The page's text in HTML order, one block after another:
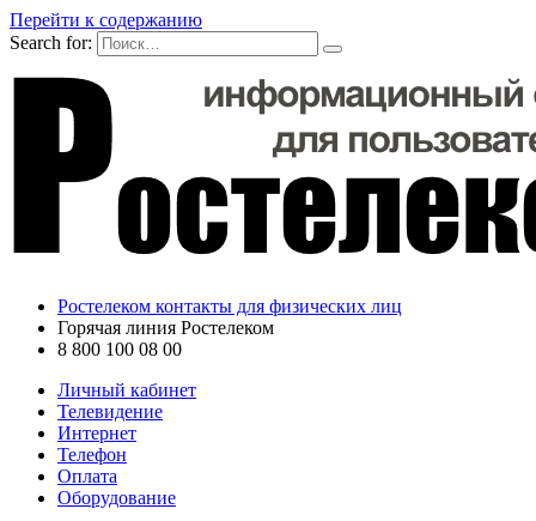
Перейти к содержанию
Search for:
Ростелеком контакты для физических лиц
Горячая линия Ростелеком
8 800 100 08 00
Личный кабинет
Телевидение
Интернет
Телефон
Оплата
Оборудование